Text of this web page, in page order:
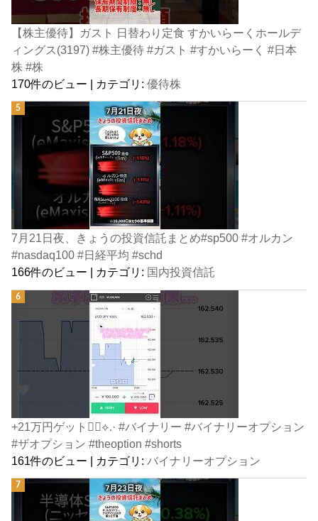
【株主優待】ガスト 日替わり定食 すかいらーくホールデ
ィングス(3197) #株主優待 #ガスト #すかいらーく #日本
株 #株
170件のビュー | カテゴリ:優待株
7月21日夜、きょうの投資信託まとめ#sp500 #オルカン
#nasdaq100 #日経平均 #schd
166件のビュー
カテゴリ: 国内投資信託
+21万円ゲット👍🏻⟡.· #バイナリー #バイナリーオプション
#ザオプション #theoption #shorts
161件のビュー | カテゴリ:バイナリーオプション